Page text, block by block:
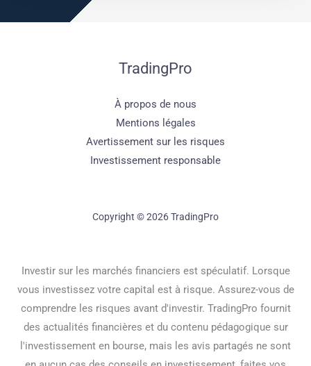
TradingPro
À propos de nous
Mentions légales
Avertissement sur les risques
Investissement responsable
Copyright © 2026 TradingPro
Investir sur les marchés financiers est spéculatif. Lorsque
vous investissez votre capital est à risque. Assurez-vous de
comprendre les risques avant d'investir. TradingPro fournit
des actualités financières et du contenu pédagogique sur
l'investissement en bourse, mais les avis partagés ne sont